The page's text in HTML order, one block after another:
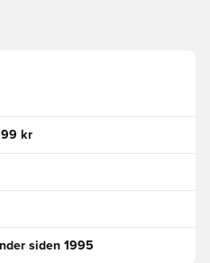
kr
siden 1995